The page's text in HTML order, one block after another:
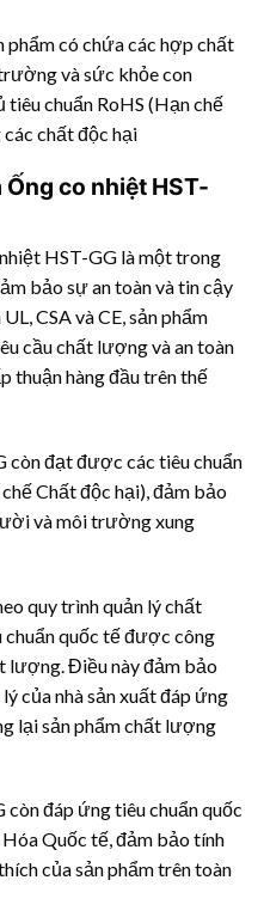
phẩm có chứa các hợp chất
và sức khỏe con
chuẩn RoHS (Hạn chế
chất độc hại
co nhiệt HST-
HST-GG là một trong
bảo sự an toàn và tin cậy
CSA và CE, sản phẩm
cầu chất lượng và an toàn
thuận hàng đầu trên thế
còn đạt được các tiêu chuẩn
Chất độc hại), đảm bảo
và môi trường xung
quy trình quản lý chất
quốc tế được công
lượng. Điều này đảm bảo
của nhà sản xuất đáp ứng
lại sản phẩm chất lượng
còn đáp ứng tiêu chuẩn quốc
Quốc tế, đảm bảo tính
của sản phẩm trên toàn